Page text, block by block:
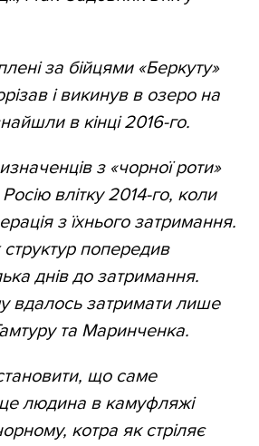
за бійцями «Беркуту»
і викинув в озеро на
в кінці 2016-го.
з «чорної роти»
влітку 2014-го, коли
з їхнього затримання.
попередив
днів до затримання.
вдалось затримати лише
та Маринченка.
що саме
людина в камуфляжі
котра як стріляє